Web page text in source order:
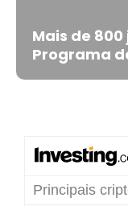
Mais de
Programa